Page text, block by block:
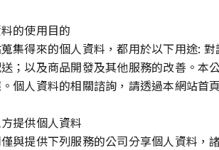
的使用目的
集得來的個人資料，都用於以下用途:
；以及商品開發及其他服務的改善。本
個人資料的相關諮詢，請透過本網站首
提供個人資料
與提供下列服務的公司分享個人資料，